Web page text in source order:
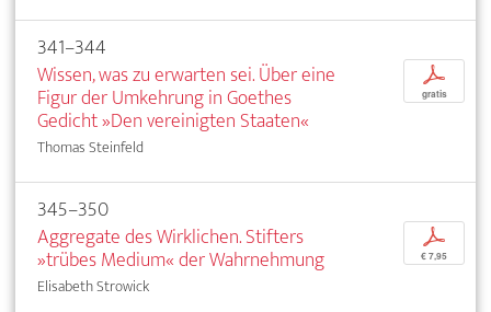
341–344
Wissen, was zu erwarten sei. Über eine
Figur der Umkehrung in Goethes
Gedicht »Den vereinigten Staaten«
Thomas Steinfeld
p
gratis
345–350
Aggregate des Wirklichen. Stifters
»trübes Medium« der Wahrnehmung
Elisabeth Strowick
p
€ 7,95